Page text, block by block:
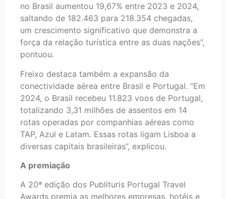
no Brasil aumentou 19,67% entre 2023 e 2024,
saltando de 182.463 para 218.354 chegadas,
um crescimento significativo que demonstra a
força da relação turística entre as duas nações”,
pontuou.
Freixo destaca também a expansão da
conectividade aérea entre Brasil e Portugal. “Em
2024, o Brasil recebeu 11.823 voos de Portugal,
totalizando 3,31 milhões de assentos em 14
rotas operadas por companhias aéreas como
TAP, Azul e Latam. Essas rotas ligam Lisboa a
diversas capitais brasileiras”, explicou.
A premiação
A 20ª edição dos Publituris Portugal Travel
Awards premia as melhores empresas, hotéis e